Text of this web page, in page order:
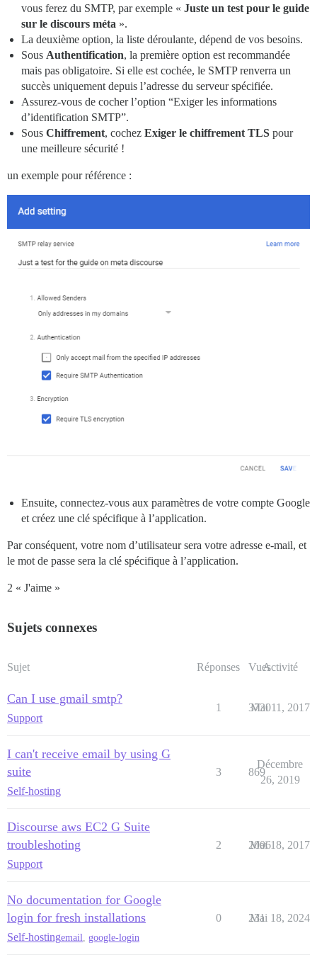
vous ferez du SMTP, par exemple « Juste un test pour le guide
sur le discours méta ».
La deuxième option, la liste déroulante, dépend de vos besoins.
Sous Authentification, la première option est recommandée
mais pas obligatoire. Si elle est cochée, le SMTP renverra un
succès uniquement depuis l’adresse du serveur spécifiée.
Assurez-vous de cocher l’option “Exiger les informations
d’identification SMTP”.
Sous Chiffrement, cochez Exiger le chiffrement TLS pour
une meilleure sécurité !
un exemple pour référence :
Ensuite, connectez-vous aux paramètres de votre compte Google
et créez une clé spécifique à l’application.
Par conséquent, votre nom d’utilisateur sera votre adresse e-mail, et
le mot de passe sera la clé spécifique à l’application.
2 « J'aime »
Sujets connexes
Sujet Réponses VuesActivité
Can I use gmail smtp?
Support
1 3730
Mai 11, 2017
I can't receive email by using G
suite
Self-hosting
3 869
Décembre
26, 2019
Discourse aws EC2 G Suite
troubleshoting
Support
2 2006
Mai 18, 2017
No documentation for Google
login for fresh installations
Self-hostingemail google-login
0 231
Mai 18, 2024